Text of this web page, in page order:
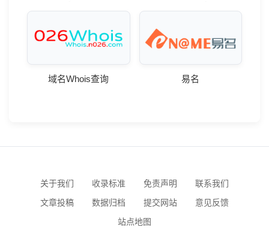
域名Whois查询 易名
关于我们 收录标准 免责声明
联系我们
文章投稿
数据归档 提交网站
意见反馈
站点地图